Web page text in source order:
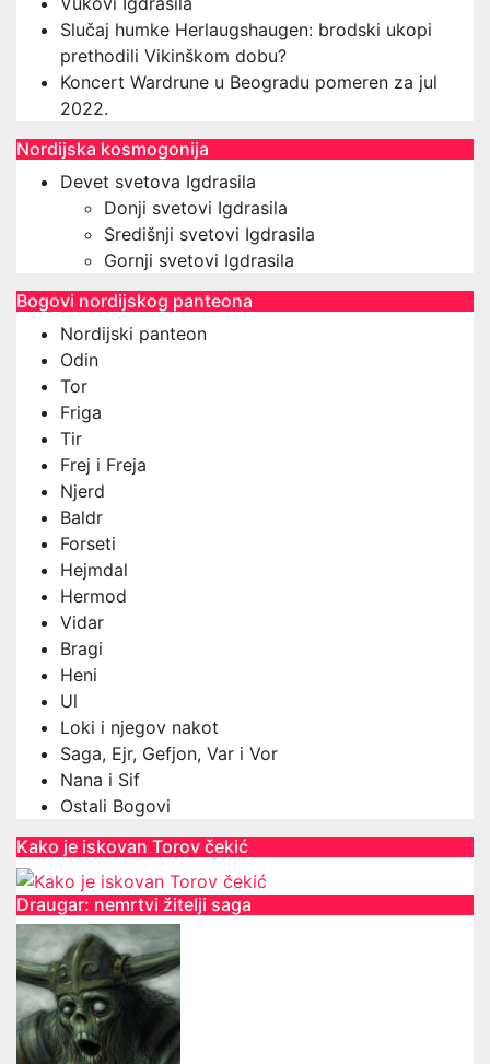
Slučaj humke Herlaugshaugen: brodski ukopi
prethodili Vikinškom dobu?
Koncert Wardrune u Beogradu pomeren za jul
2022.
Nordijska kosmogonija
Devet svetova Igdrasila
Donji svetovi Igdrasila
Središnji svetovi Igdrasila
Gornji svetovi Igdrasila
Bogovi nordijskog panteona
Nordijski panteon
Odin
Tor
Friga
Tir
Frej i Freja
Njerd
Baldr
Forseti
Hejmdal
Hermod
Vidar
Bragi
Heni
Ul
Loki i njegov nakot
Saga, Ejr, Gefjon, Var i Vor
Nana i Sif
Ostali Bogovi
Kako je iskovan Torov čekić
Draugar: nemrtvi žitelji saga